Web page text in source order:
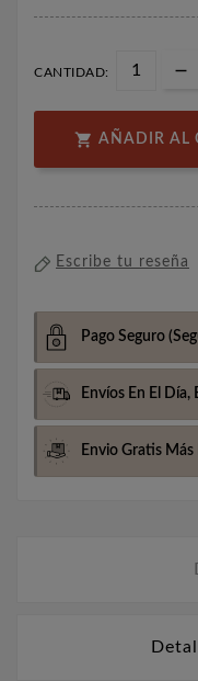
CANTIDAD:
 AÑADIR AL
Escribe tu reseña
Pago Seguro
Envíos En El Día,
Envio Gratis